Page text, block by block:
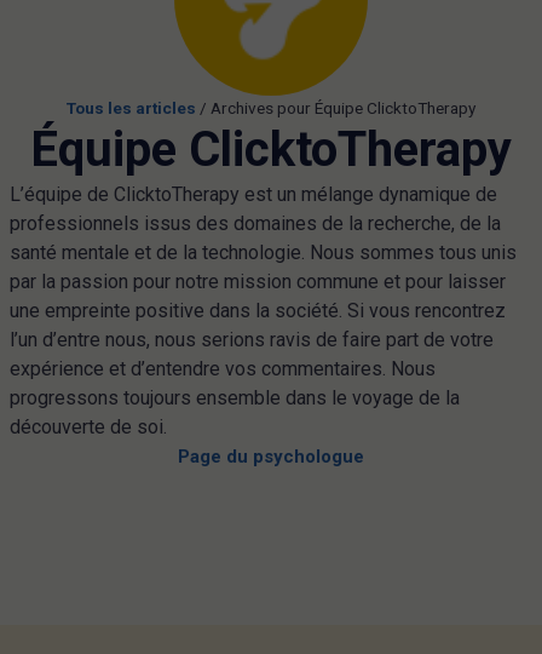
Tous les articles / Archives pour Équipe ClicktoTherapy
Équipe ClicktoTherapy
L’équipe de ClicktoTherapy est un mélange dynamique de
professionnels issus des domaines de la recherche, de la
santé mentale et de la technologie. Nous sommes tous unis
par la passion pour notre mission commune et pour laisser
une empreinte positive dans la société. Si vous rencontrez
l’un d’entre nous, nous serions ravis de faire part de votre
expérience et d’entendre vos commentaires. Nous
progressons toujours ensemble dans le voyage de la
découverte de soi.
Page du psychologue